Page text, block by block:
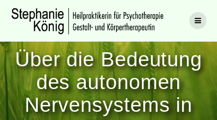
Inhalt
springen
Über die Bedeutung
des autonomen
Nervensystems in